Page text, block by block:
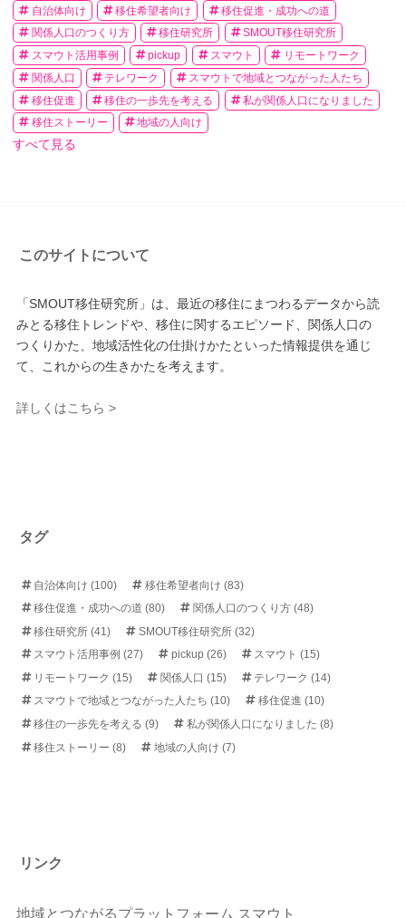
自治体向け 移住希望者向け
移住促進・成功への道
関係人口のつくり方
移住研究所
SMOUT移住研究所
スマウト活用事例
pickup スマウト
リモートワーク
関係人口
テレワーク
スマウトで地域とつながった人たち
移住促進
移住の一歩先を考える
私が関係人口になりました
移住ストーリー
地域の人向け
すべて見る
このサイトについて
「SMOUT移住研究所」は、最近の移住にまつわるデータから読
みとる移住トレンドや、移住に関するエピソード、関係人口の
つくりかた、地域活性化の仕掛けかたといった情報提供を通じ
て、これからの生きかたを考えます。
詳しくはこちら >
タグ
自治体向け(100) 移住希望者向け (83)
移住促進・成功への道(80) 関係人口のつくり方 (48)
移住研究所(41) SMOUT移住研究所 (32)
スマウト活用事例(27) pickup (26) スマウト(15)
リモートワーク(15) 関係人口 (15) テレワーク(14)
スマウトで地域とつながった人たち(10) 移住促進 (10)
移住の一歩先を考える(9) 私が関係人口になりました (8)
移住ストーリー(8) 地域の人向け (7)
リンク
地域とつながるプラットフォーム スマウト